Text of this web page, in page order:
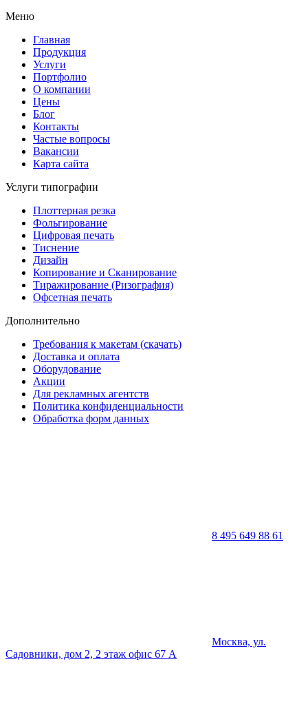
Меню
Главная
Продукция
Услуги
Портфолио
О компании
Цены
Блог
Контакты
Частые вопросы
Вакансии
Карта сайта
Услуги типографии
Плоттерная резка
Фольгирование
Цифровая печать
Тиснение
Дизайн
Копирование и Сканирование
Тиражирование (Ризография)
Офсетная печать
Дополнительно
Требования к макетам (скачать)
Доставка и оплата
Оборудование
Акции
Для рекламных агентств
Политика конфиденциальности
Обработка форм данных
8 495 649 88 61
Москва, ул.
Садовники, дом 2, 2 этаж офис 67 А